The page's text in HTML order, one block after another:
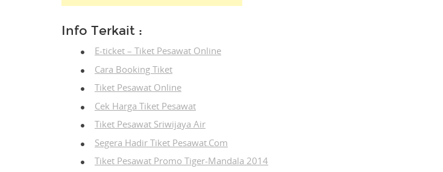
Info Terkait :
E-ticket – Tiket Pesawat Online
Cara Booking Tiket
Tiket Pesawat Online
Cek Harga Tiket Pesawat
Tiket Pesawat Sriwijaya Air
Segera Hadir Tiket Pesawat.Com
Tiket Pesawat Promo Tiger-Mandala 2014